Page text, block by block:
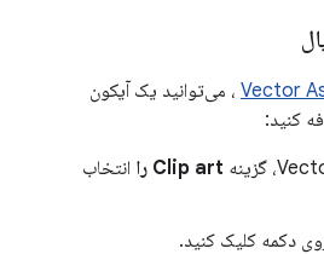
، می‌توانید یک آیکون
Clip art را
انتخاب